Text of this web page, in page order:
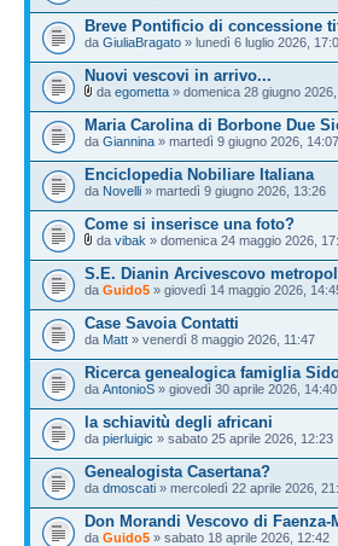
Breve Pontificio di concessione
da GiuliaBragato » lunedì 6 luglio 2026,
Nuovi vescovi in arrivo...
da egometta » domenica 28 giugno
Maria Carolina di Borbone Due
da Giannina » martedì 9 giugno 2026, 14:07
Enciclopedia Nobiliare Italiana
da Novelli » martedì 9 giugno 2026, 13:26
Come si inserisce una foto?
da vibak » domenica 24 maggio 2026,
S.E. Dianin Arcivescovo
da Guido5 » giovedì 14 maggio 2026,
Case Savoia Contatti
da Matt » venerdì 8 maggio 2026, 11:47
Ricerca genealogica famiglia
da AntonioS » giovedì 30 aprile 2026, 14:40
la schiavitù degli africani
da pierluigic » sabato 25 aprile 2026, 12:23
Genealogista Casertana?
da dmoscati » mercoledì 22 aprile 2026,
Don Morandi Vescovo di Faenza-
da Guido5 » sabato 18 aprile 2026, 12:42